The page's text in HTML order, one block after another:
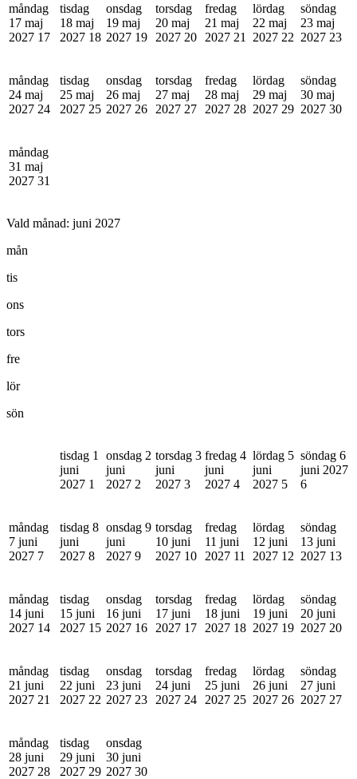
måndag
17 maj
2027 17
tisdag
18 maj
2027 18
onsdag
19 maj
2027 19
torsdag
20 maj
2027 20
fredag
21 maj
2027 21
lördag
22 maj
2027 22
söndag
23 maj
2027 23
måndag
24 maj
2027 24
tisdag
25 maj
2027 25
onsdag
26 maj
2027 26
torsdag
27 maj
2027 27
fredag
28 maj
2027 28
lördag
29 maj
2027 29
söndag
30 maj
2027 30
måndag
31 maj
2027 31
Vald månad: juni 2027
mån
tis
ons
tors
fre
lör
sön
tisdag 1
juni
2027 1
onsdag 2
juni
2027 2
torsdag 3
juni
2027 3
fredag 4
juni
2027 4
lördag 5
juni
2027 5
söndag 6
juni 2027
6
måndag
7 juni
2027 7
tisdag 8
juni
2027 8
onsdag 9
juni
2027 9
torsdag
10 juni
2027 10
fredag
11 juni
2027 11
lördag
12 juni
2027 12
söndag
13 juni
2027 13
måndag
14 juni
2027 14
tisdag
15 juni
2027 15
onsdag
16 juni
2027 16
torsdag
17 juni
2027 17
fredag
18 juni
2027 18
lördag
19 juni
2027 19
söndag
20 juni
2027 20
måndag
21 juni
2027 21
tisdag
22 juni
2027 22
onsdag
23 juni
2027 23
torsdag
24 juni
2027 24
fredag
25 juni
2027 25
lördag
26 juni
2027 26
söndag
27 juni
2027 27
måndag
28 juni
2027 28
tisdag
29 juni
2027 29
onsdag
30 juni
2027 30